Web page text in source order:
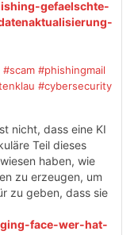
gefaelschte-
#scam #phishingmail
#cybersecurity
nicht, dass eine KI
Teil dieses
haben, wie
zu erzeugen, um
zu geben, dass sie
face-wer-hat-